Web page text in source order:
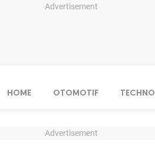
Advertisement
HOME OTOMOTIF TECHNO
Advertisement